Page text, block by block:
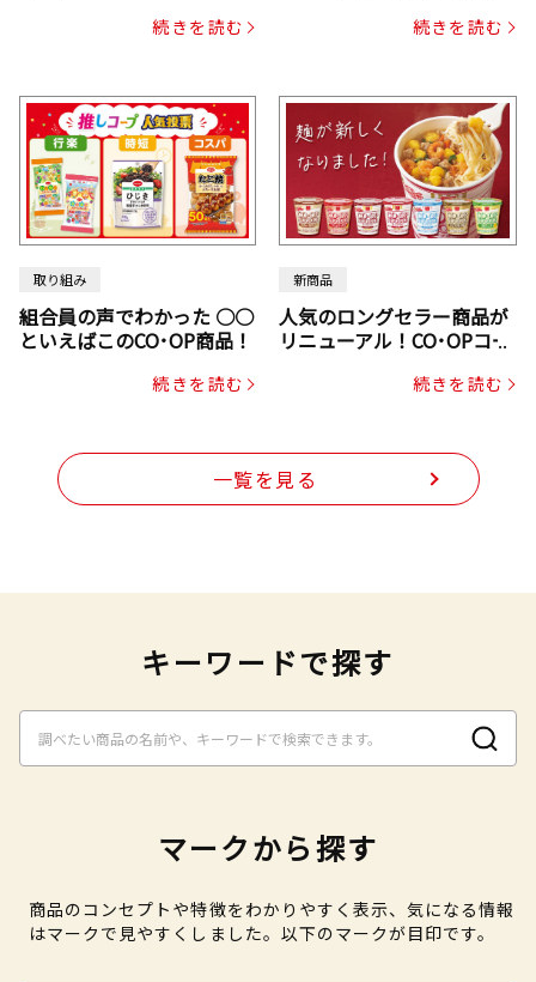
続きを読む
じん・コーン入り）続きを読む
取り組み
組合員の声でわかった ○○
といえばこのCO･OP商品！
続きを読む
新商品
人気のロングセラー商品が
リニューアル！CO･OPコー
続きを読む
一覧を見る
キーワードで探す
マークから探す
商品のコンセプトや特徴をわかりやすく表示、気になる情報
はマークで見やすくしました。以下のマークが目印です。